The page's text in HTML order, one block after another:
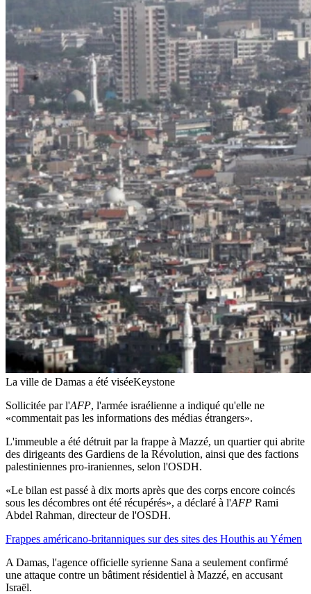
La ville de Damas a été viséeKeystone
Sollicitée par l'AFP, l'armée israélienne a indiqué qu'elle ne
«commentait pas les informations des médias étrangers».
L'immeuble a été détruit par la frappe à Mazzé, un quartier qui abrite
des dirigeants des Gardiens de la Révolution, ainsi que des factions
palestiniennes pro-iraniennes, selon l'OSDH.
«Le bilan est passé à dix morts après que des corps encore coincés
sous les décombres ont été récupérés», a déclaré à l'AFP Rami
Abdel Rahman, directeur de l'OSDH.
Frappes américano-britanniques sur des sites des Houthis au Yémen
A Damas, l'agence officielle syrienne Sana a seulement confirmé
une attaque contre un bâtiment résidentiel à Mazzé, en accusant
Israël.